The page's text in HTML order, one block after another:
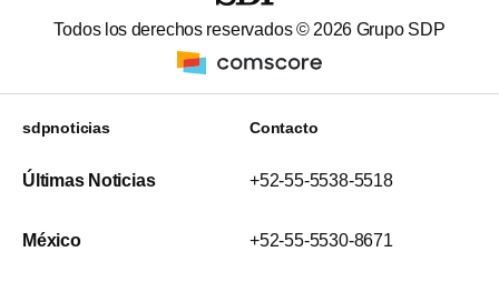
Todos los derechos reservados © 2026 Grupo SDP
sdpnoticias
Últimas Noticias
México
Contacto
+52-55-5538-5518
+52-55-5530-8671